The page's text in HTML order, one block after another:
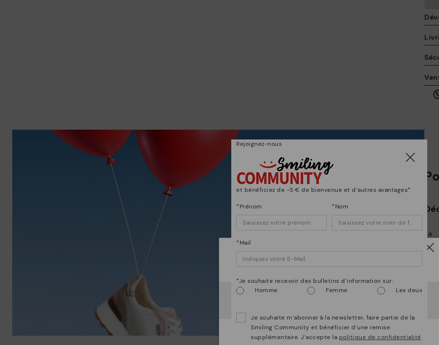
La
et
Attention !
Il semble que vous êtes en États-Unis
et vous allez
OUPS... JE ME SUIS TROMPÉ, JE VEUX RESTER
Rejoignez-nous
et bénéficiez de -5 € de bienvenue et d’autres avantages*
*Prénom *Nom
*Mail
*Je souhaite recevoir des bulletins d’information sur:
Homme
Femme Les deux
Je souhaite m’abonner à la newsletter, faire partie de la
Smiling Community et bénéficier d’une remise
supplémentaire. J’accepte la politique de confidentialité